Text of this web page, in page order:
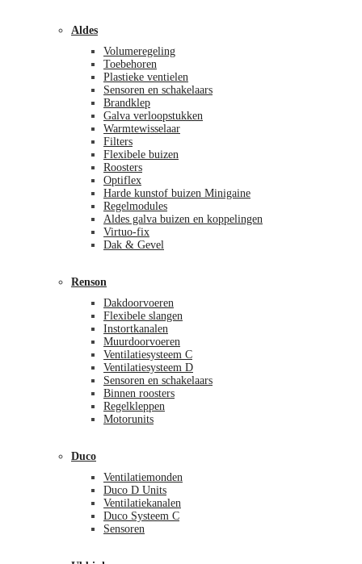
Aldes
Volumeregeling
Toebehoren
Plastieke ventielen
Sensoren en schakelaars
Brandklep
Galva verloopstukken
Warmtewisselaar
Filters
Flexibele buizen
Roosters
Optiflex
Harde kunstof buizen Minigaine
Regelmodules
Aldes galva buizen en koppelingen
Virtuo-fix
Dak & Gevel
Renson
Dakdoorvoeren
Flexibele slangen
Instortkanalen
Muurdoorvoeren
Ventilatiesysteem C
Ventilatiesysteem D
Sensoren en schakelaars
Binnen roosters
Regelkleppen
Motorunits
Duco
Ventilatiemonden
Duco D Units
Ventilatiekanalen
Duco Systeem C
Sensoren